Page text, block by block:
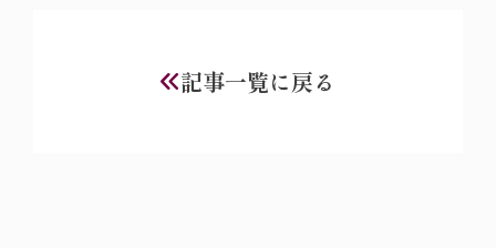
記事一覧に戻る